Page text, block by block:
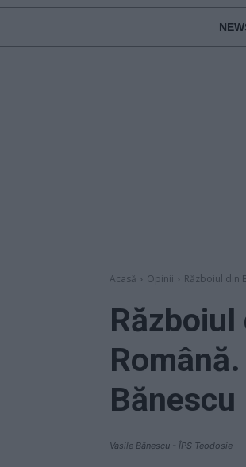
Acasă Opinii Războiul din
Bănescu
Vasile Bănescu - ÎPS Teodosie